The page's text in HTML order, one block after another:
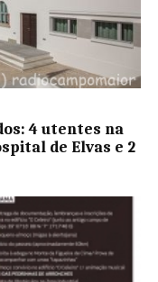
4 utentes na
de Elvas e 2